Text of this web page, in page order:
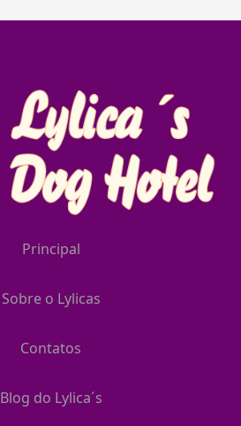
Principal
Sobre o Lylicas
Contatos
Blog do Lylica´s